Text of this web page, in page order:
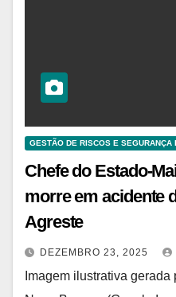
GESTÃO DE RISCOS E SEGURANÇA
Chefe do Estado-
morre em acidente
Agreste
DEZEMBRO 23, 2025
Imagem ilustrativa